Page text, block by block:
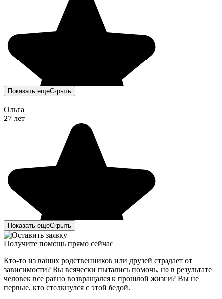
Показать ещеСкрыть
Ольга
27 лет
Показать ещеСкрыть
Получите помощь прямо сейчас
Кто-то из ваших родственников или друзей страдает от
зависимости? Вы всячески пытались помочь, но в результате
человек все равно возвращался к прошлой жизни? Вы не
первые, кто столкнулся с этой бедой.